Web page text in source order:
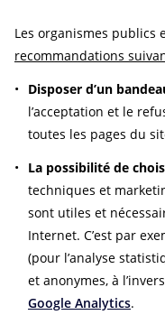
Les organismes publics
recommandations
Disposer d’un
l’acceptation et le
toutes les pages du
La possibilité de
techniques et
sont utiles et
Internet. C’est par
(pour l’analyse
et anonymes, à
Google Analytics.